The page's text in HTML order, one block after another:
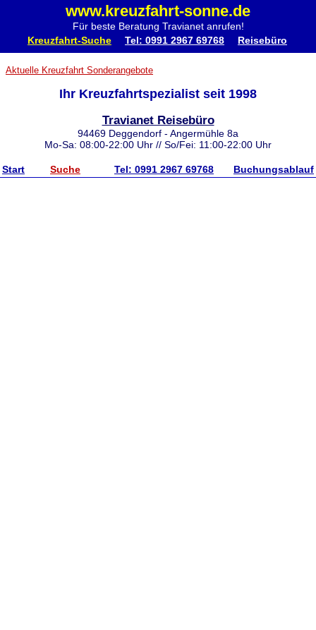
www.kreuzfahrt-sonne.de
Für beste Beratung Travianet anrufen!
Kreuzfahrt-Suche Tel: 0991 2967 69768 Reisebüro
Aktuelle Kreuzfahrt Sonderangebote
Ihr Kreuzfahrtspezialist seit 1998
Travianet Reisebüro
94469 Deggendorf - Angermühle 8a
Mo-Sa: 08:00-22:00 Uhr // So/Fei: 11:00-22:00 Uhr
Start Suche Tel: 0991 2967 69768 Buchungsablauf